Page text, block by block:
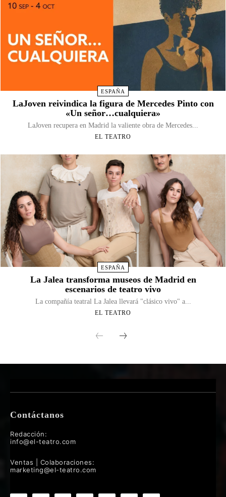
ESPAÑA
LaJoven reivindica la figura de Mercedes Pinto con
«Un señor…cualquiera»
LaJoven recupera en Madrid la valiente obra de Mercedes...
EL TEATRO
ESPAÑA
La Jalea transforma museos de Madrid en
escenarios de teatro vivo
La compañía teatral La Jalea llevará "clásico vivo" a...
EL TEATRO
Contáctanos
Redacción:
info@el-teatro.com
Ventas | Colaboraciones:
marketing@el-teatro.com